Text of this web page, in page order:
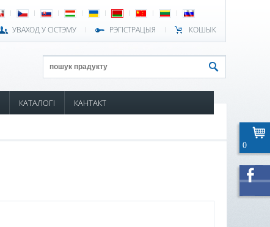
УВАХОД У СІСТЭМУ РЭГІСТРАЦЫЯ КОШЫК
КАТАЛОГІ КАНТАКТ
0